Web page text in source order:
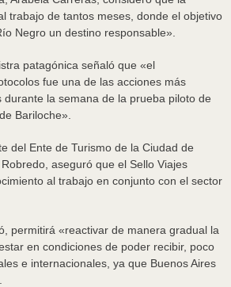
trabajo de tantos meses, donde el objetivo
Negro un destino responsable».
patagónica señaló que «el
fue una de las acciones más
la semana de la prueba piloto de
Bariloche».
del Ente de Turismo de la Ciudad de
aseguró que el Sello Viajes
al trabajo en conjunto con el sector
permitirá «reactivar de manera gradual la
en condiciones de poder recibir, poco
e internacionales, ya que Buenos Aires